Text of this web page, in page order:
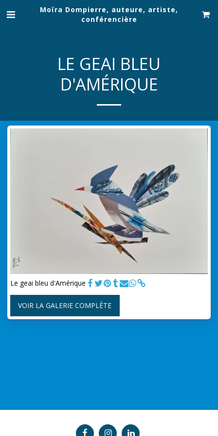
Moïra Dompierre, auteure, artiste,
conférencière
LE GEAI BLEU
D'AMÉRIQUE
Le geai bleu d'Amérique
VOIR LA GALERIE COMPLÈTE